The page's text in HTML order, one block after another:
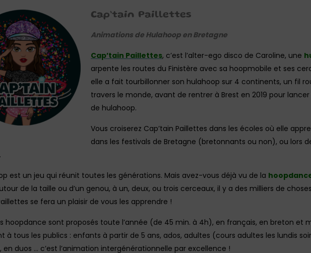
Cap’tain Paillettes
Animations de Hulahoop en Bretagne
Cap’tain Paillettes, c’est l’alter-ego disco de Caroline, une
arpente les routes du Finistère avec sa hoopmobile et ses
elle a fait tourbillonner son hulahoop sur 4 continents, un fil
travers le monde, avant de rentrer à Brest en 2019 pour
de hulahoop.
Vous croiserez Cap’tain Paillettes dans les écoles où elle
dans les festivals de Bretagne (bretonnants ou non), ou lors
est un jeu qui réunit toutes les générations. Mais avez-vous déjà vu de la
de la taille ou d’un genou, à un, deux, ou trois cerceaux, il y a des milliers de
se fera un plaisir de vous les apprendre !
hoopdance sont proposés toute l’année (de 45 min. à 4h), en français, en breton et
à tous les publics : enfants à partir de 5 ans, ados, adultes (cours adultes les lundis
en duos … c’est l’animation intergénérationnelle par excellence !